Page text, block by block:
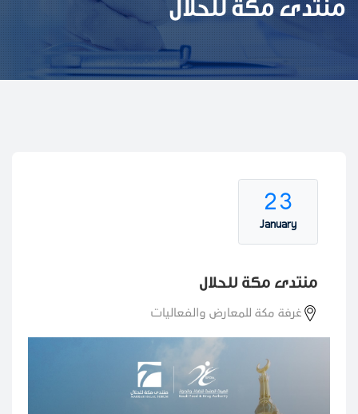
منتدى مكة للحلال
23
January
منتدى مكة للحلال
غرفة مكة للمعارض والفعاليات